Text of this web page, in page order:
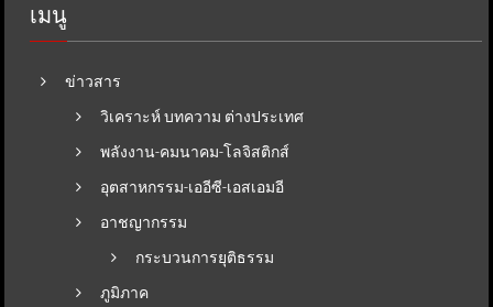
เมนู
ข่าวสาร
วิเคราะห์ บทความ ต่างประเทศ
พลังงาน-คมนาคม-โลจิสติกส์
อุตสาหกรรม-เออีซี-เอสเอมอี
อาชญากรรม
กระบวนการยุติธรรม
ภูมิภาค